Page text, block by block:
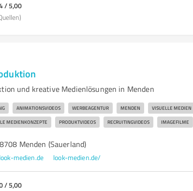
/ 5,00
und kreative Medienlösungen in Menden
ANIMATIONSVIDEOS WERBEAGENTUR MENDEN VISUELLE MEDIEN
MEDIENKONZEPTE PRODUKTVIDEOS RECRUITINGVIDEOS IMAGEFILME
Menden (Sauerland)
medien.de look-medien.de/
/ 5,00